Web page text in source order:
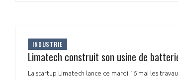
INDUSTRIE
Limatech construit son usine de
La startup Limatech lance ce mardi 16 mai les